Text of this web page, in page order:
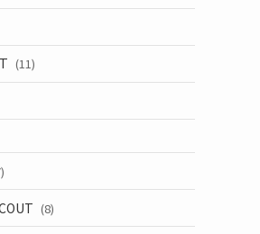
(11)
(8)